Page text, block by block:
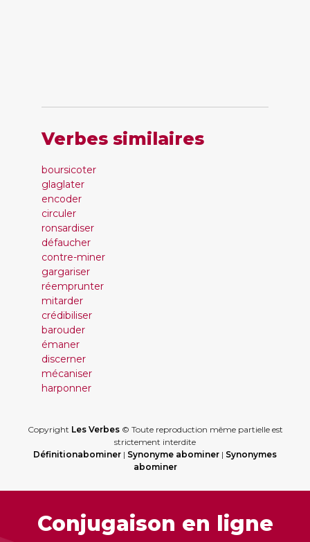
Verbes similaires
boursicoter
glaglater
encoder
circuler
ronsardiser
défaucher
contre-miner
gargariser
réemprunter
mitarder
crédibiliser
barouder
émaner
discerner
mécaniser
harponner
Copyright Les Verbes© Toute reproduction même partielle est
strictement interdite
Définitionabominer | Synonyme abominer | Synonymes
abominer
Conjugaison en ligne